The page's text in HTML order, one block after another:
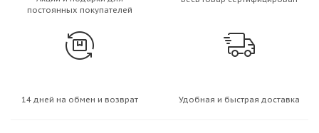
постоянных покупателей
14 дней на обмен и возврат Удобная и быстрая доставка